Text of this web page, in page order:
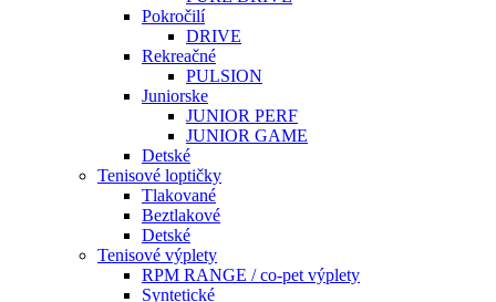
Pokročilí
DRIVE
Rekreačné
PULSION
Juniorske
JUNIOR PERF
JUNIOR GAME
Detské
Tenisové loptičky
Tlakované
Beztlakové
Detské
Tenisové výplety
RPM RANGE / co-pet výplety
Syntetické